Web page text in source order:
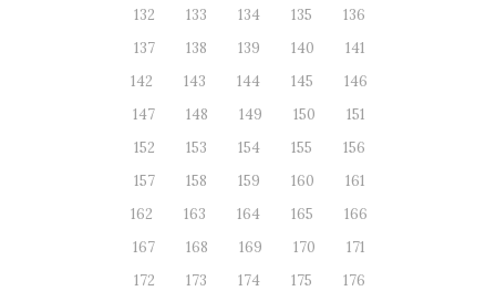
132
133 134 135
136
137
138 139 140
141
142
143 144 145
146
147
148 149 150
151
152
153 154 155
156
157
158 159 160
161
162
163 164 165
166
167
168 169 170
171
172
173 174 175
176